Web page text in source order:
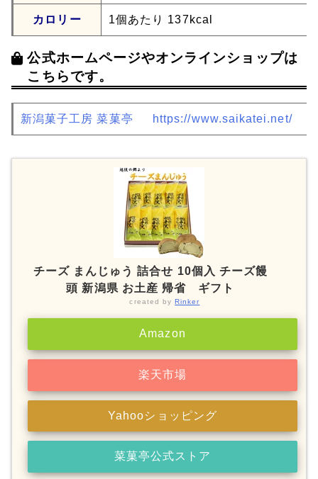
カロリー 1個あたり 137kcal
公式ホームページやオンラインショップは
こちらです。
新潟菓子工房 菜菓亭 https://www.saikatei.net/
チーズ まんじゅう 詰合せ 10個入 チーズ饅
頭 新潟県 お土産 帰省 ギフト
created byRinker
Amazon
楽天市場
Yahooショッピング
菜菓亭公式ストア